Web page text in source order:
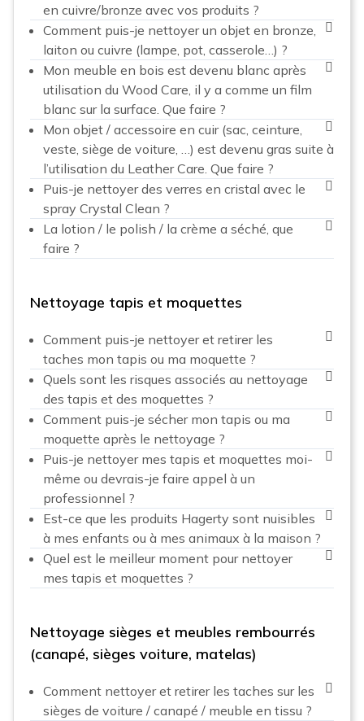
en cuivre/bronze avec vos produits ?
Comment puis-je nettoyer un objet en bronze,
laiton ou cuivre (lampe, pot, casserole…) ?
Mon meuble en bois est devenu blanc après
utilisation du Wood Care, il y a comme un film
blanc sur la surface. Que faire ?
Mon objet / accessoire en cuir (sac, ceinture,
veste, siège de voiture, …) est devenu gras suite à
l’utilisation du Leather Care. Que faire ?
Puis-je nettoyer des verres en cristal avec le
spray Crystal Clean ?
La lotion / le polish / la crème a séché, que
faire ?
Nettoyage tapis et moquettes
Comment puis-je nettoyer et retirer les
taches mon tapis ou ma moquette ?
Quels sont les risques associés au nettoyage
des tapis et des moquettes ?
Comment puis-je sécher mon tapis ou ma
moquette après le nettoyage ?
Puis-je nettoyer mes tapis et moquettes moi-
même ou devrais-je faire appel à un
professionnel ?
Est-ce que les produits Hagerty sont nuisibles
à mes enfants ou à mes animaux à la maison ?
Quel est le meilleur moment pour nettoyer
mes tapis et moquettes ?
Nettoyage sièges et meubles rembourrés
(canapé, sièges voiture, matelas)
Comment nettoyer et retirer les taches sur les
sièges de voiture / canapé / meuble en tissu ?